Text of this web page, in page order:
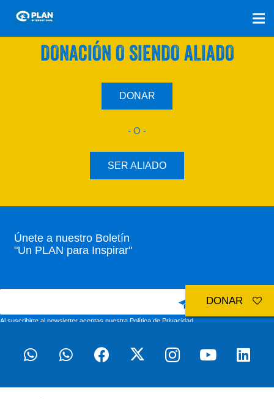
SÚMATE A NUESTRO PLAN CON UNA
DONACIÓN O SIENDO ALIADO
DONAR
- O -
SER ALIADO
Únete a nuestro Boletín
"Un PLAN para Inspirar"
Al suscribirte al newsletter aceptas nuestraPolítica de Privacidad
DONAR